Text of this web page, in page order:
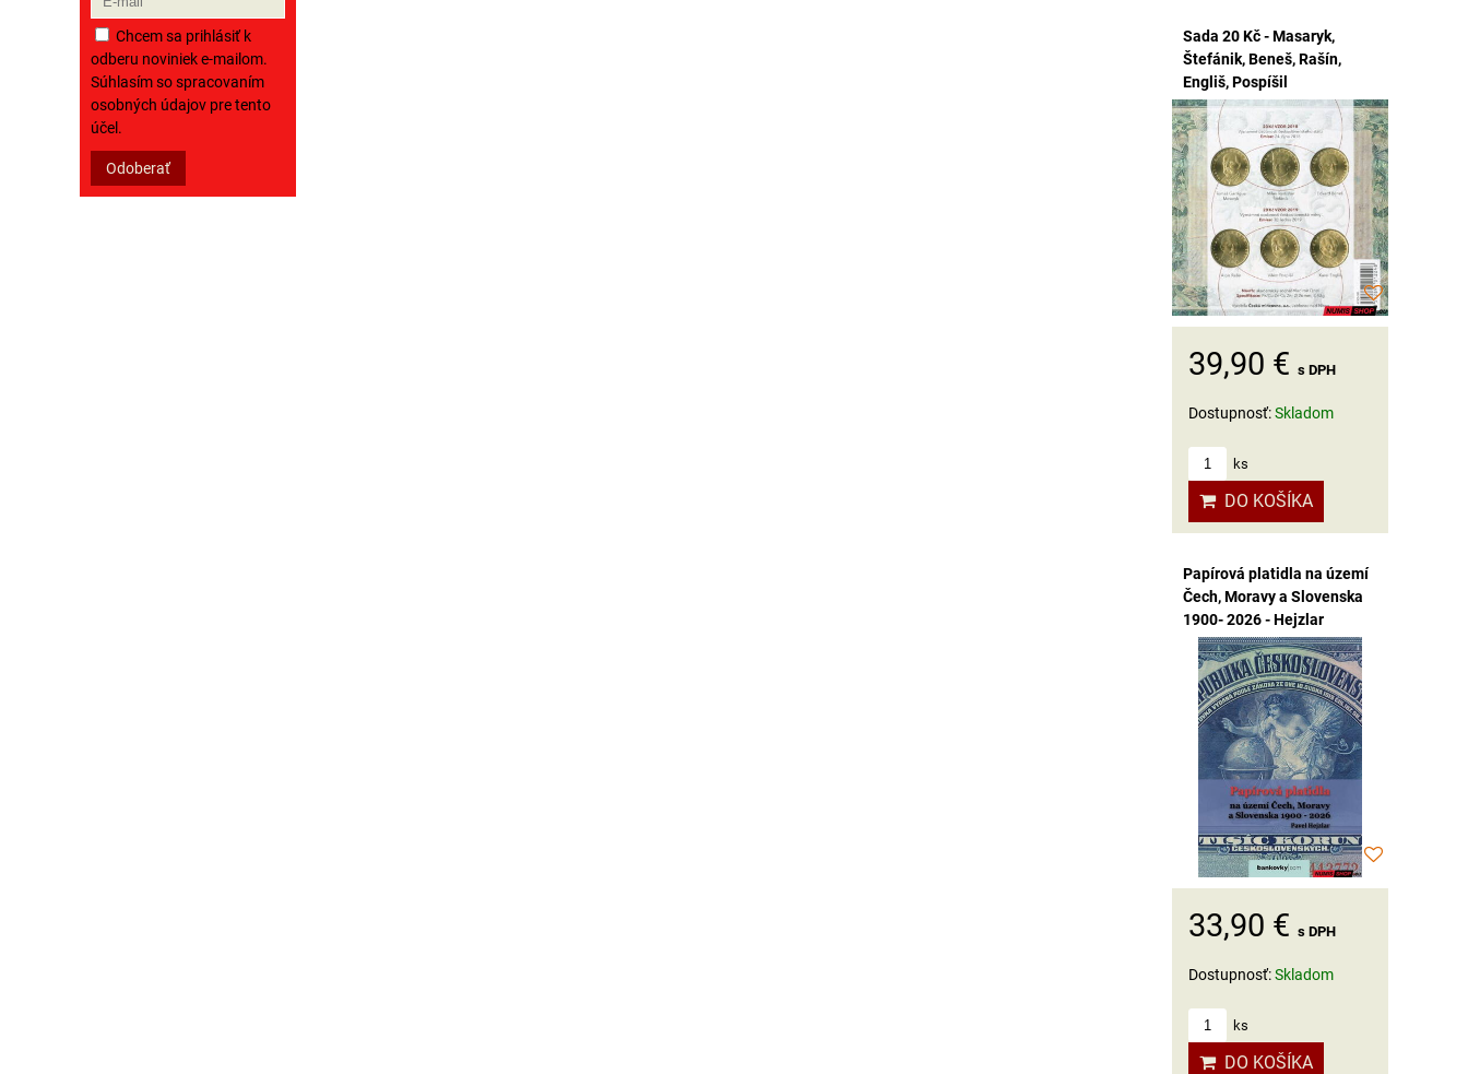
Chcem sa prihlásiť k
odberu noviniek e-mailom.
Súhlasím so spracovaním
osobných údajov pre tento
účel.
Odoberať
Sada 20 Kč - Masaryk,
Štefánik, Beneš, Rašín,
Engliš, Pospíšil
39,90 € s DPH
Dostupnosť:Skladom
ks
DO KOŠÍKA
Papírová platidla na území
Čech, Moravy a Slovenska
1900- 2026 - Hejzlar
33,90 € s DPH
Dostupnosť:Skladom
ks
DO KOŠÍKA